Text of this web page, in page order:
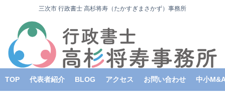
三次市 行政書士 高杉将寿（たかすぎまさかず）事務所
TOP 代表者紹介 BLOG アクセス お問い合わせ 中小